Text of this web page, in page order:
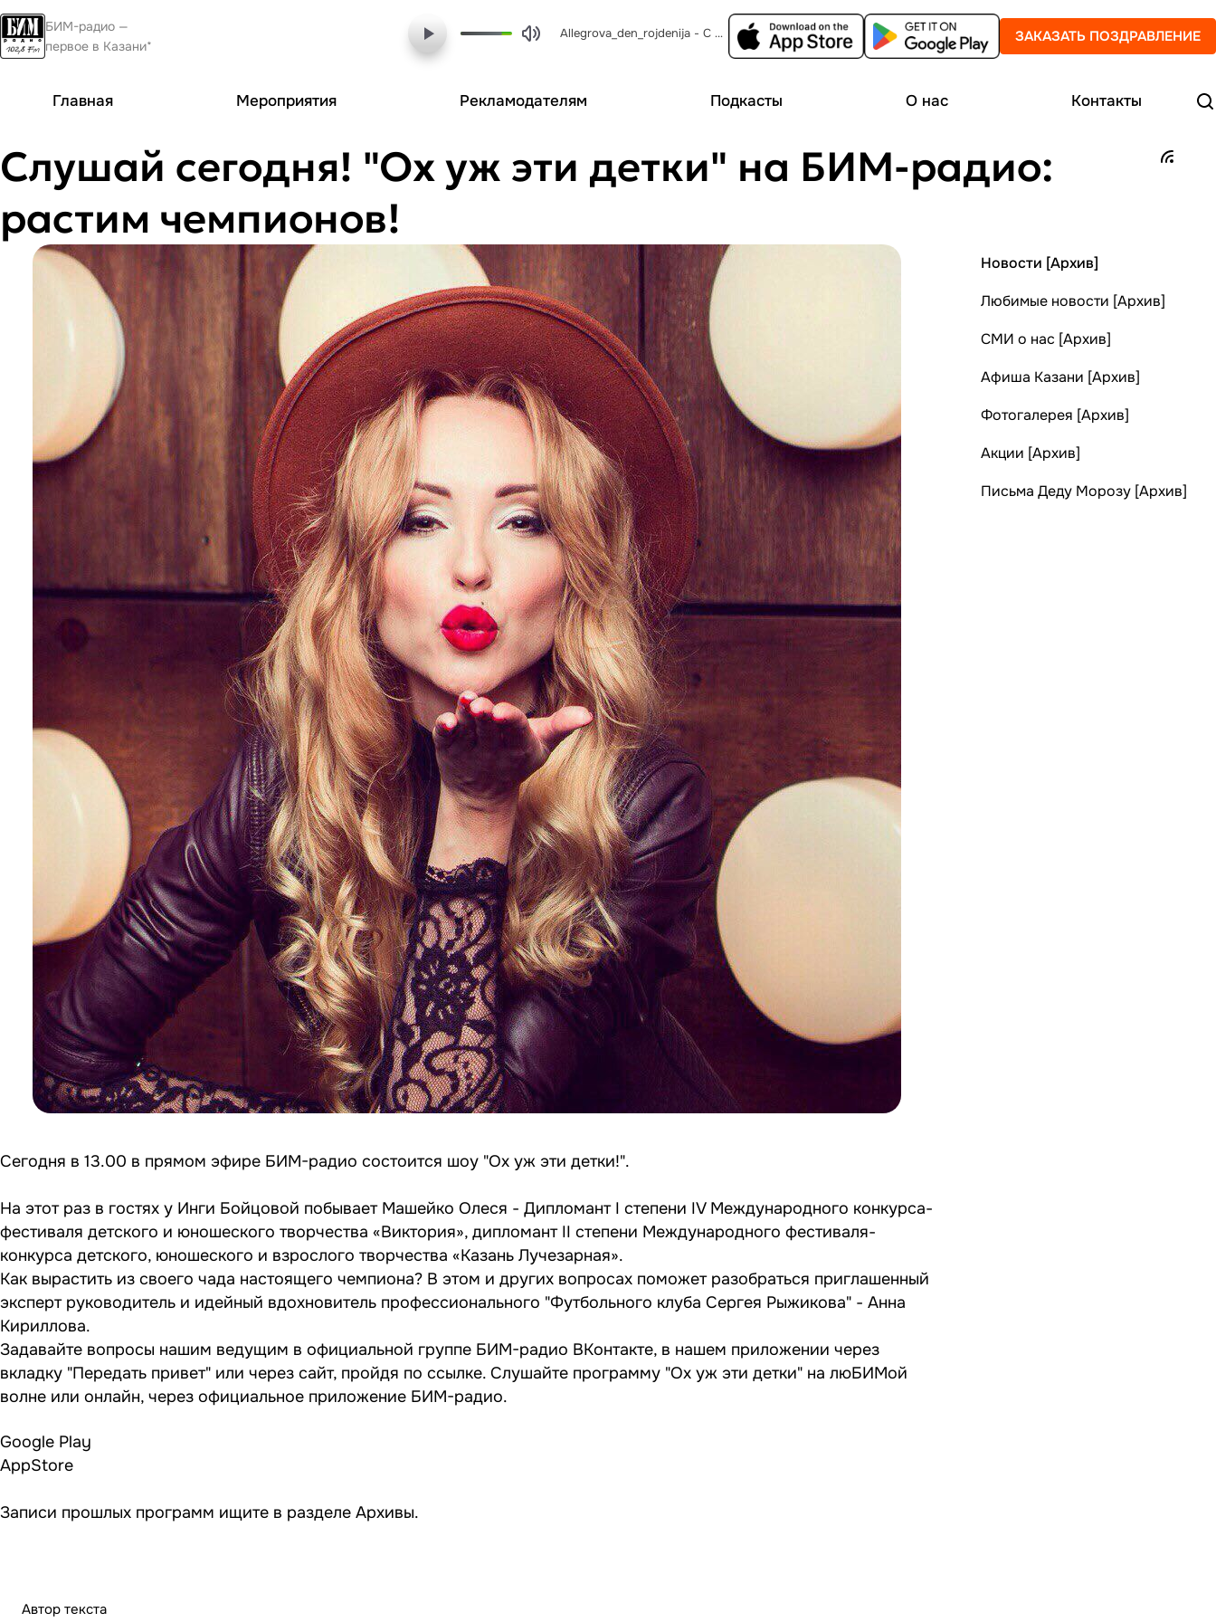
БИМ-радио —
первое в Казани*
Allegrova_den_rojdenija - С днем рождения, люБИМые! ЗАКАЗАТЬ ПОЗДРАВЛЕНИЕ
Главная Мероприятия Рекламодателям Подкасты О нас Контакты
Слушай сегодня! "Ох уж эти детки" на БИМ-радио:
растим чемпионов!
Сегодня в 13.00 в прямом эфире БИМ-радио состоится шоу "Ох уж эти детки!".
На этот раз в гостях у Инги Бойцовой побывает Машейко Олеся - Дипломант I степени IV Международного конкурса-
фестиваля детского и юношеского творчества «Виктория», дипломант II степени Международного фестиваля-
конкурса детского, юношеского и взрослого творчества «Казань Лучезарная».
Как вырастить из своего чада настоящего чемпиона? В этом и других вопросах поможет разобраться приглашенный
эксперт руководитель и идейный вдохновитель профессионального "Футбольного клуба Сергея Рыжикова" - Анна
Кириллова.
Задавайте вопросы нашим ведущим в официальной группе БИМ-радио ВКонтакте, в нашем приложении через
вкладку "Передать привет" или через сайт, пройдя по ссылке. Слушайте программу "Ох уж эти детки" на люБИМой
волне или онлайн, через официальное приложение БИМ-радио.
Google Play
AppStore
Записи прошлых программ ищите в разделе Архивы.
Автор текста
Новости [Архив]
Любимые новости [Архив]
СМИ о нас [Архив]
Афиша Казани [Архив]
Фотогалерея [Архив]
Акции [Архив]
Письма Деду Морозу [Архив]